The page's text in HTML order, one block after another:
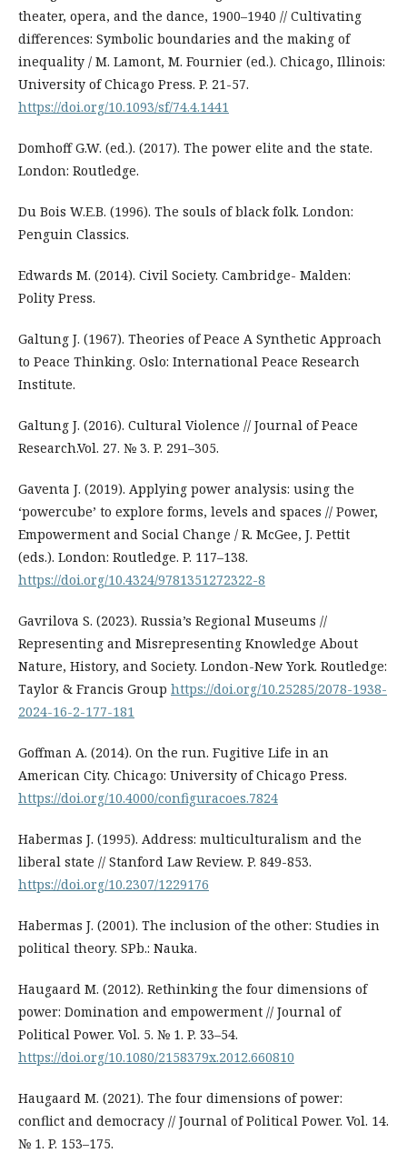
theater, opera, and the dance, 1900–1940 // Cultivating
differences: Symbolic boundaries and the making of
inequality / M. Lamont, M. Fournier (ed.). Chicago, Illinois:
University of Chicago Press. P. 21-57.
https://doi.org/10.1093/sf/74.4.1441
Domhoff G.W. (ed.). (2017). The power elite and the state.
London: Routledge.
Du Bois W.E.B. (1996). The souls of black folk. London:
Penguin Classics.
Edwards M. (2014). Civil Society. Cambridge- Malden:
Polity Press.
Galtung J. (1967). Theories of Peace A Synthetic Approach
to Peace Thinking. Oslo: International Peace Research
Institute.
Galtung J. (2016). Cultural Violence // Journal of Peace
Research.Vol. 27. № 3. P. 291–305.
Gaventa J. (2019). Applying power analysis: using the
‘powercube’ to explore forms, levels and spaces // Power,
Empowerment and Social Change / R. McGee, J. Pettit
(eds.). London: Routledge. P. 117–138.
https://doi.org/10.4324/9781351272322-8
Gavrilova S. (2023). Russia’s Regional Museums //
Representing and Misrepresenting Knowledge About
Nature, History, and Society. London-New York. Routledge:
Taylor & Francis Group https://doi.org/10.25285/2078-1938-
2024-16-2-177-181
Goffman A. (2014). On the run. Fugitive Life in an
American City. Chicago: University of Chicago Press.
https://doi.org/10.4000/configuracoes.7824
Habermas J. (1995). Address: multiculturalism and the
liberal state // Stanford Law Review. P. 849-853.
https://doi.org/10.2307/1229176
Habermas J. (2001). The inclusion of the other: Studies in
political theory. SPb.: Nauka.
Haugaard M. (2012). Rethinking the four dimensions of
power: Domination and empowerment // Journal of
Political Power. Vol. 5. № 1. P. 33–54.
https://doi.org/10.1080/2158379x.2012.660810
Haugaard M. (2021). The four dimensions of power:
conflict and democracy // Journal of Political Power. Vol. 14.
№ 1. P. 153–175.